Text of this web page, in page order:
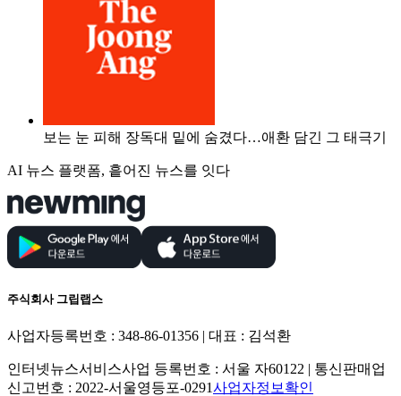
보는 눈 피해 장독대 밑에 숨겼다…애환 담긴 그 태극기
AI 뉴스 플랫폼, 흩어진 뉴스를 잇다
주식회사 그립랩스
사업자등록번호 : 348-86-01356 | 대표 : 김석환
인터넷뉴스서비스사업 등록번호 : 서울 자60122 | 통신판매업
신고번호 : 2022-서울영등포-0291사업자정보확인